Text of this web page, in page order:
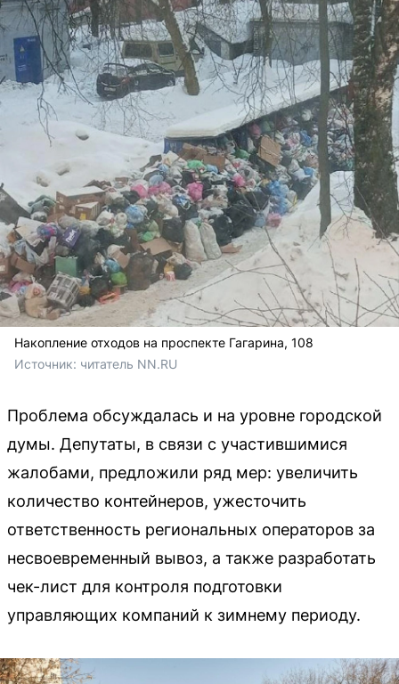
Накопление отходов на проспекте Гагарина, 108
Источник: читатель NN.RU
Проблема обсуждалась и на уровне городской
думы. Депутаты, в связи с участившимися
жалобами, предложили ряд мер: увеличить
количество контейнеров, ужесточить
ответственность региональных операторов за
несвоевременный вывоз, а также разработать
чек-лист для контроля подготовки
управляющих компаний к зимнему периоду.